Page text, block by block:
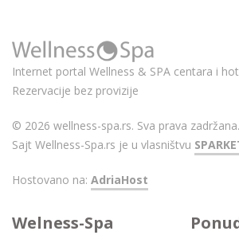
Internet portal Wellness & SPA centara i
Rezervacije bez provizije
© 2026 wellness-spa.rs. Sva prava zadržana.
Sajt Wellness-Spa.rs je u vlasništvu
Hostovano na: AdriaHost
Welness-Spa